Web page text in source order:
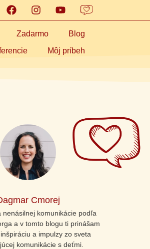
Zadarmo
Blog
Môj príbeh
Cmorej
nenásilnej komunikácie podľa
a v tomto blogu ti prinášam
a impulzy zo sveta
komunikácie s deťmi.